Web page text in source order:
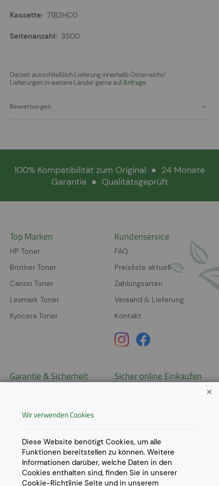
71B2HC0
3500
Derzeit ausschließlich Lieferung innerhalb Österreichs!
Lieferungen in weitere Länder gerne aufAnfrage.
Bewertungen
100% Kompatibilität zum Original ● 24 Monate
Garantie ● Qualitätsgeprüft
Top Marken
HP Toner
Brother Toner
Canon Toner
Lexmark Toner
Kyocera Toner
Kundenservice
FAQ
Preisliste aktuell
Zahlungsarten
Versand & Lieferung
Kontakt
Garantie & Sicherheit
Datenschutz
Impressum
Cookie Einstellungen
Sicher online Einkaufen
Lieferungen in weitere Länder
gerne aufAnfrage
Wir verwenden Cookies
Diese Website benötigt Cookies, um alle
Funktionen bereitstellen zu können. Weitere
Informationen darüber, welche Daten in den
Cookies enthalten sind, finden Sie in unserer
Cookie-Richtlinie Seite und in unserem